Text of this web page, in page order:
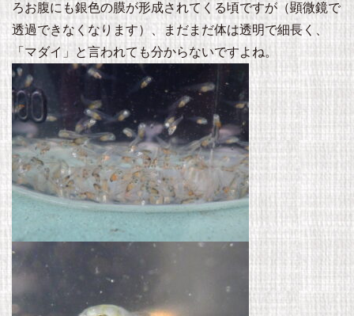
ろお腹にも銀色の膜が形成されてくる頃ですが（顕微鏡で
透過できなくなります）、まだまだ体は透明で細長く、
「マダイ」と言われても分からないですよね。